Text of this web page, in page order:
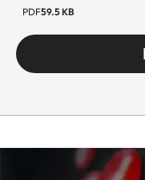
PDF59.5 KB